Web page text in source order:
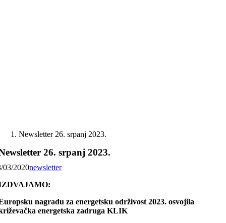
Newsletter 26. srpanj 2023.
26. srpanj 2023.
03/2020newsletter
nagradu za energetsku održivost 2023. osvojila
energetska zadruga KLIK